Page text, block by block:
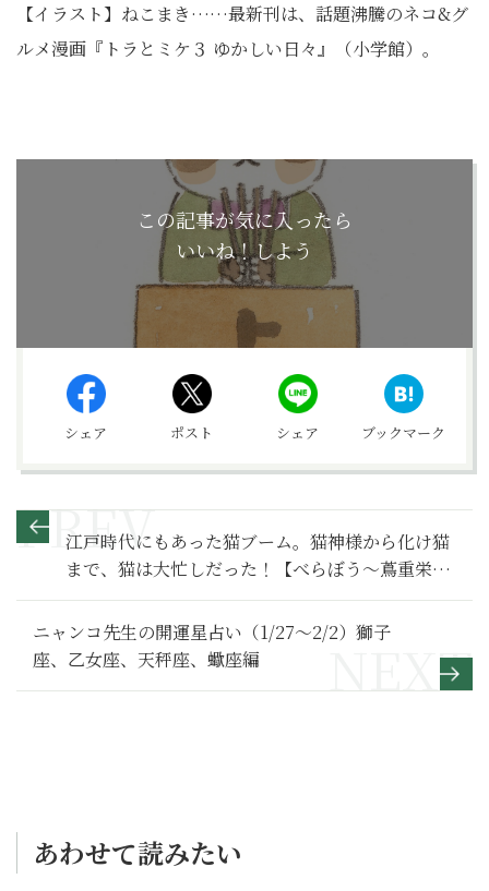
【イラスト】ねこまき……最新刊は、話題沸騰のネコ&グ
ルメ漫画『トラとミケ３ ゆかしい日々』（小学館）。
この記事が気に入ったら
いいね！しよう
シェア ポスト シェア ブックマーク
江戸時代にもあった猫ブーム。猫神様から化け猫
まで、猫は大忙しだった！【べらぼう～蔦重栄華
乃夢噺～ 満喫リポート編】江戸猫編
ニャンコ先生の開運星占い（1/27～2/2）獅子
座、乙女座、天秤座、蠍座編
あわせて読みたい